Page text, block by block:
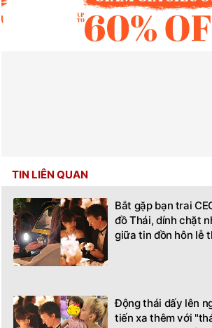
TIN LIÊN QUAN
Bắt gặp bạn trai
đồ Thái, dính chặt
giữa tin đồn hôn lễ
Động thái dấy lên
tiến xa thêm với